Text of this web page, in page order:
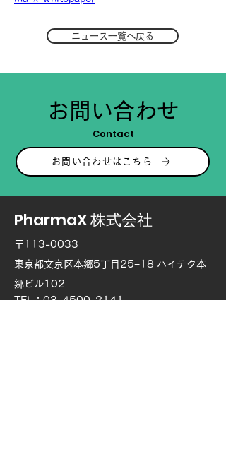
ニュース一覧へ戻る
お問い合わせ
Contact
お問い合わせはこちら
PharmaX 株式会社
〒113-0033
東京都文京区本郷5丁目25−18 ハイテク本
郷ビル102
TEL：03-4500-2141